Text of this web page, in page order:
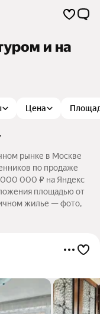
и на
Цена
рынке в Москве
по продаже
000 ₽ на Яндекс
площадью от
жилье — фото,